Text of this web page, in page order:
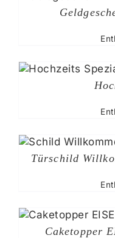
Türschild
Caketopper